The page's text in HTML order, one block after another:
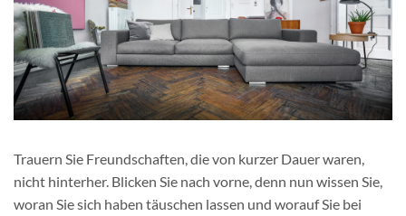
Trauern Sie Freundschaften, die von kurzer Dauer waren,
nicht hinterher. Blicken Sie nach vorne, denn nun wissen Sie,
woran Sie sich haben täuschen lassen und worauf Sie bei